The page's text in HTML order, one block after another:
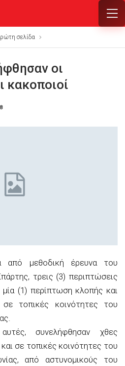
σελίδα
οι
κακοποιοί
από μεθοδική έρευνα του
τρεις (3) περιπτώσεις
μία (1) περίπτωση κλοπής και
τοπικές κοινότητες του
συνελήφθησαν χθες
σε τοπικές κοινότητες του
από αστυνομικούς του